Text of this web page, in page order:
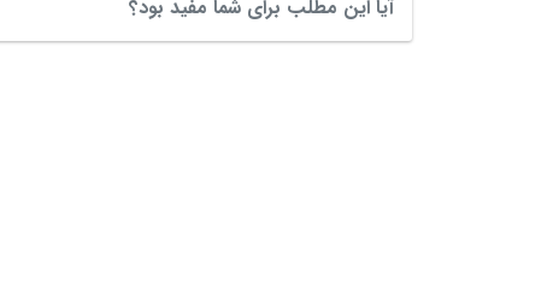
آیا این مطلب برای شما مفید بود؟